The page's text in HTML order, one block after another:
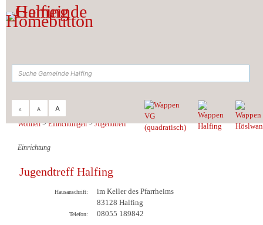
Zum Inhalt ,zur Navigation
A A A
Wohnen>Einrichtungen>Jugendtreff
Einrichtung
Jugendtreff Halfing
Hausanschrift:
im Keller des Pfarrheims
83128 Halfing
Telefon: 08055 189842